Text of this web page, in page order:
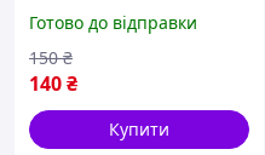
Готово до відправки
140₴
150 ₴
Купити